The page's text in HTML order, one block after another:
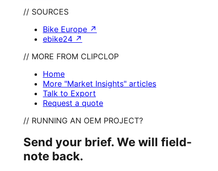
// SOURCES
Bike Europe ↗
ebike24 ↗
// MORE FROM CLIPCLOP
Home
More "Market Insights" articles
Talk to Export
Request a quote
// RUNNING AN OEM PROJECT?
Send your brief. We will field-
note back.